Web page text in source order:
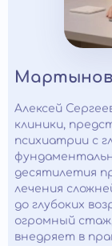
Мартынов
Алексей
клиники,
психиатрии с
десятилетия
лечения
до глубоких
огромный
внедряет в